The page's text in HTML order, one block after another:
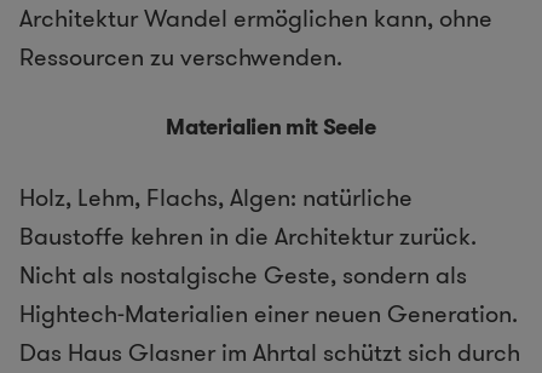
Architektur Wandel ermöglichen kann, ohne
Ressourcen zu verschwenden.
Materialien mit Seele
Holz, Lehm, Flachs, Algen: natürliche
Baustoffe kehren in die Architektur zurück.
Nicht als nostalgische Geste, sondern als
Hightech-Materialien einer neuen Generation.
Das Haus Glasner im Ahrtal schützt sich durch